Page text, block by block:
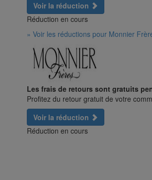
Voir la réduction
Réduction en cours
» Voir les réductions pour Monnier
Les frais de retours sont gratuits
Profitez du retour gratuit de votre
Voir la réduction
Réduction en cours